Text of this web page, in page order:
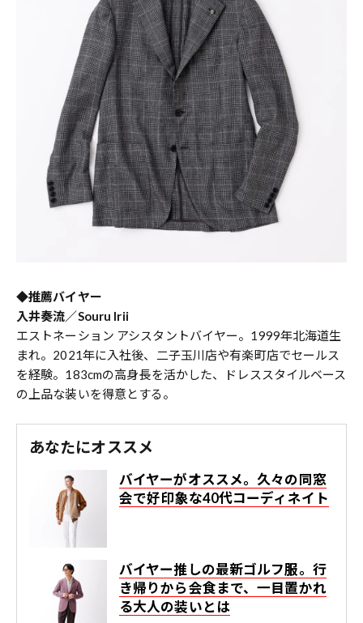
◆推薦バイヤー
入井奏流／Souru Irii
エストネーション アシスタントバイヤー。1999年北海道生
まれ。2021年に入社後、二子玉川店や有楽町店でセールス
を経験。183cmの高身長を活かした、ドレススタイルベース
の上品な装いを得意とする。
あなたにオススメ
バイヤーがオススメ。久々の同窓
会で好印象な40代コーディネイト
バイヤー推しの最新ゴルフ服。行
き帰りから会食まで、一目置かれ
る大人の装いとは